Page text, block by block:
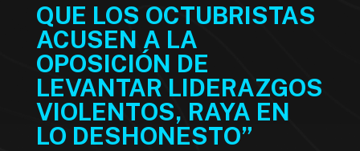
QUE LOS OCTUBRISTAS
ACUSEN A LA
OPOSICIÓN DE
LEVANTAR LIDERAZGOS
VIOLENTOS, RAYA EN
LO DESHONESTO”